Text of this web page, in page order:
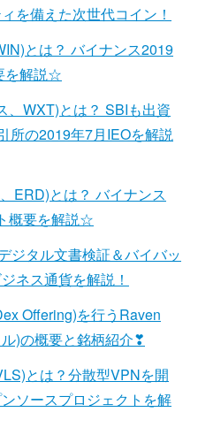
を備えた次世代コイン！
とは？ バイナンス2019
を解説☆
、WXT)とは？ SBIも出資
所の2019年7月IEOを解説
ERD)とは？ バイナンス
概要を解説☆
ジタル文書検証＆バイバッ
ネス通貨を解説！
Offering)を行うRaven
)の概要と銘柄紹介❣
とは？分散型VPNを開
ソースプロジェクトを解